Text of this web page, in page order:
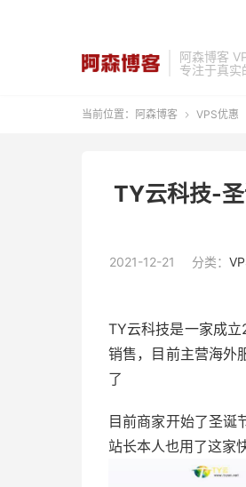
阿森博客
专注于真实
当前位置： 阿森博客  VPS优惠
TY云科技-
2021-12-21 分类：
TY云科技是一家成
销售，目前主营海外
了
目前商家开始了圣诞
站长本人也用了这家